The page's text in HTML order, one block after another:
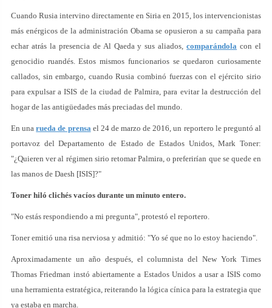
Cuando Rusia intervino directamente en Siria en 2015, los intervencionistas
más enérgicos de la administración Obama se opusieron a su campaña para
echar atrás la presencia de Al Qaeda y sus aliados,comparándola con el
genocidio ruandés. Estos mismos funcionarios se quedaron curiosamente
callados, sin embargo, cuando Rusia combinó fuerzas con el ejército sirio
para expulsar a ISIS de la ciudad de Palmira, para evitar la destrucción del
hogar de las antigüedades más preciadas del mundo.
En unarueda de prensael 24 de marzo de 2016, un reportero le preguntó al
portavoz del Departamento de Estado de Estados Unidos, Mark Toner:
"¿Quieren ver al régimen sirio retomar Palmira, o preferirían que se quede en
las manos de Daesh [ISIS]?"
Toner hiló clichés vacíos durante un minuto entero.
"No estás respondiendo a mi pregunta", protestó el reportero.
Toner emitió una risa nerviosa y admitió: "Yo sé que no lo estoy haciendo".
Aproximadamente un año después, el columnista del New York Times
Thomas Friedman instó abiertamente a Estados Unidos a usar a ISIS como
una herramienta estratégica, reiterando la lógica cínica para la estrategia que
ya estaba en marcha.